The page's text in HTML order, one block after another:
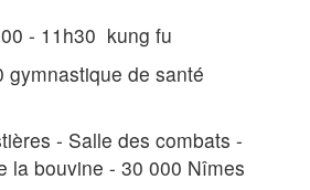
- 11h30 kung fu
gymnastique de santé
- Salle des combats -
la bouvine - 30 000 Nîmes